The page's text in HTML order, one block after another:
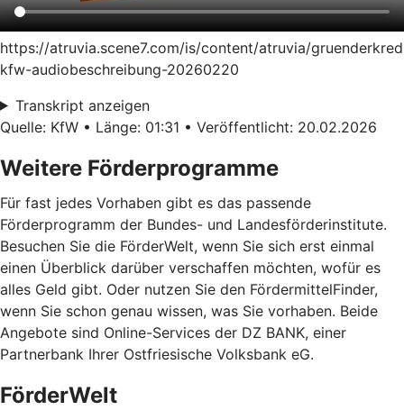
https://atruvia.scene7.com/is/content/atruvia/
kfw-audiobeschreibung-20260220
Transkript anzeigen
Quelle: KfW • Länge: 01:31 • Veröffentlicht: 20.02.2026
Weitere Förderprogramme
Für fast jedes Vorhaben gibt es das passende
Förderprogramm der Bundes- und Landesförderinstitute.
Besuchen Sie die FörderWelt, wenn Sie sich erst einmal
einen Überblick darüber verschaffen möchten, wofür es
alles Geld gibt. Oder nutzen Sie den FördermittelFinder,
wenn Sie schon genau wissen, was Sie vorhaben. Beide
Angebote sind Online-Services der DZ BANK, einer
Partnerbank Ihrer Ostfriesische Volksbank eG.
FörderWelt